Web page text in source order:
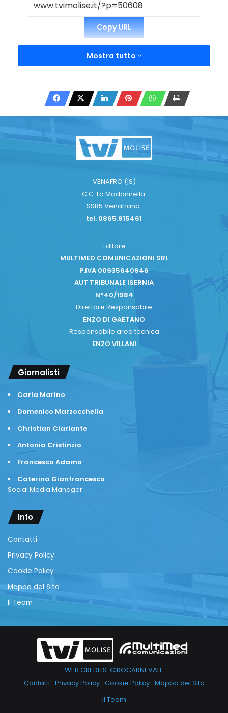
Copy URL
Mostra tutto
VENAFRO (IS)
C.C. La Madonnella
SS85 Venafrana.
tel. 0865.915461
Editore
MULTIMED COMUNICAZIONI SRL
P.iVA 00935640946
AUT TRIBUNALE ISERNIA
N°40/1984
Direttore Responsabile
ENZO DI GAETANO
Responsabile area tecnica
ENZO VILLANI
Giornalisti
Carla Marino
Domenico Marzocchella
Christian Ciarlante
Antonia Cristinzio
Francesco Adamo
Caterina Gianfrancesco
Social Media Manager
Info
Contatti
Privacy Policy
Cookie Policy
Mappa del Sito
Il Team
WEB CREDITS: CIROCARNEVALE
Contatti Privacy Policy Cookie Policy Mappa del Sito
Il Team